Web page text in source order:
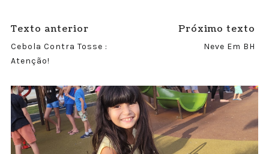
Texto anterior
Cebola Contra Tosse :
Atenção!
Próximo texto
Neve Em BH